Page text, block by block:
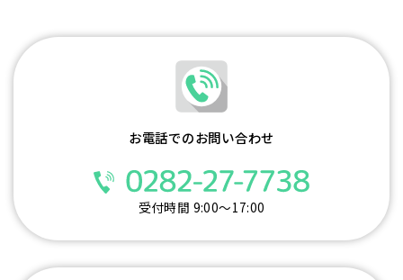
お電話でのお問い合わせ
受付時間 9:00～17:00